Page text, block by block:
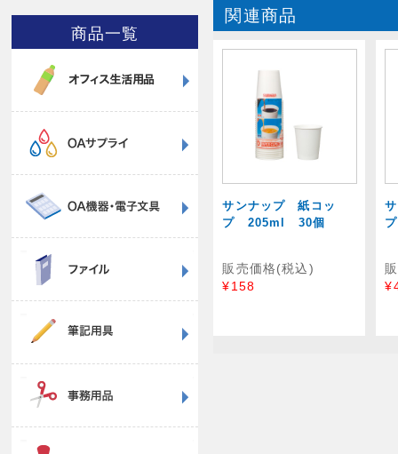
商品一覧
関連商品
サンナップ 紙コッ
プ 205ml 30個
販売価格(税込)
¥158